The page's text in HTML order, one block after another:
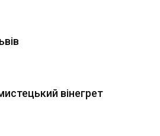
вінегрет